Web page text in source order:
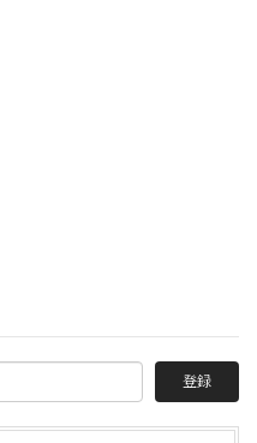
登録